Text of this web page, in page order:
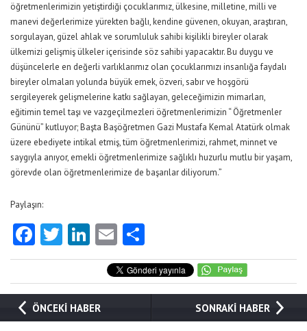
öğretmenlerimizin yetiştirdiği çocuklarımız, ülkesine, milletine, milli ve
manevi değerlerimize yürekten bağlı, kendine güvenen, okuyan, araştıran,
sorgulayan, güzel ahlak ve sorumluluk sahibi kişilikli bireyler olarak
ülkemizi gelişmiş ülkeler içerisinde söz sahibi yapacaktır. Bu duygu ve
düşüncelerle en değerli varlıklarımız olan çocuklarımızı insanlığa faydalı
bireyler olmaları yolunda büyük emek, özveri, sabır ve hoşgörü
sergileyerek gelişmelerine katkı sağlayan, geleceğimizin mimarları,
eğitimin temel taşı ve vazgeçilmezleri öğretmenlerimizin “ Öğretmenler
Gününü” kutluyor; Başta Başöğretmen Gazi Mustafa Kemal Atatürk olmak
üzere ebediyete intikal etmiş, tüm öğretmenlerimizi, rahmet, minnet ve
saygıyla anıyor, emekli öğretmenlerimize sağlıklı huzurlu mutlu bir yaşam,
görevde olan öğretmenlerimize de başarılar diliyorum.”
Paylaşın:
Facebook
Twitter
LinkedIn
Email
ÖNCEKİ HABER SONRAKİ HABER